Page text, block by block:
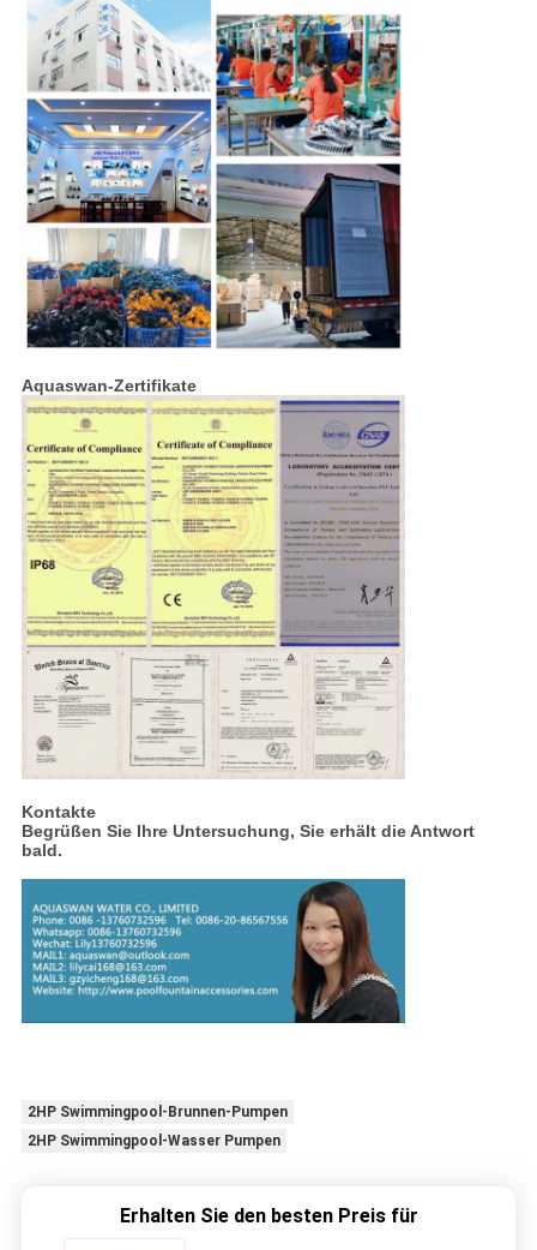
Aquaswan-Zertifikate
Kontakte
Begrüßen Sie Ihre Untersuchung, Sie erhält die Antwort
bald.
2HP Swimmingpool-Brunnen-Pumpen
2HP Swimmingpool-Wasser Pumpen
Erhalten Sie den besten Preis für